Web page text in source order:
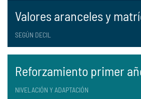
Valores aranceles y
SEGÚN DECIL
Reforzamiento primer
NIVELACIÓN Y ADAPTACIÓN